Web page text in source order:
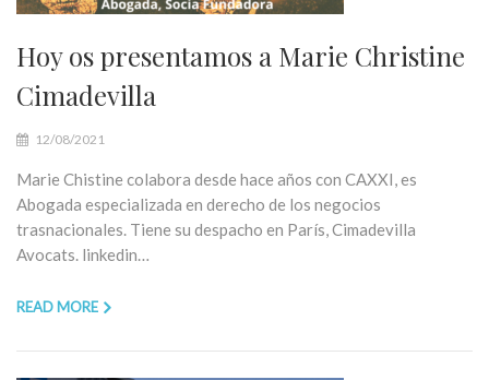
Hoy os presentamos a Marie Christine
Cimadevilla
12/08/2021
Marie Chistine colabora desde hace años con CAXXI, es
Abogada especializada en derecho de los negocios
trasnacionales. Tiene su despacho en París, Cimadevilla
Avocats. linkedin…
READ MORE